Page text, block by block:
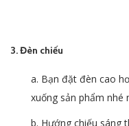
3. Đèn chiếu
a. Bạn đặt đèn cao
xuống sản phẩm nhé
b. Hướng chiếu sáng